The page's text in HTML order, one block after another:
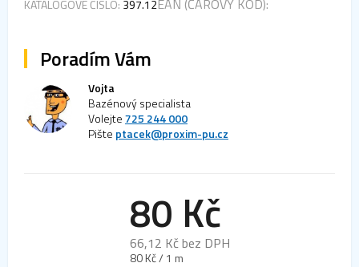
KATALOGOVÉ ČÍSLO: 397.12
Poradím Vám
Vojta
Bazénový specialista
Volejte725 244 000
Pište ptacek@proxim-pu.cz
80 Kč
66,12 Kč bez DPH
Měrná
80 Kč / 1 m